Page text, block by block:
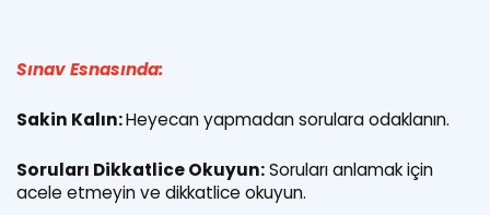
Sınav Esnasında:
Sakin Kalın:Heyecan yapmadan sorulara odaklanın.
Soruları Dikkatlice Okuyun:Soruları anlamak için
acele etmeyin ve dikkatlice okuyun.